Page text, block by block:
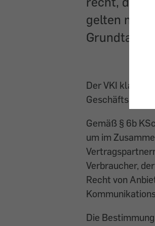
gelten
Grundtarif
Der VKI klagte
Gemäß § 6b
um im
Verbraucher,
Recht von
Die